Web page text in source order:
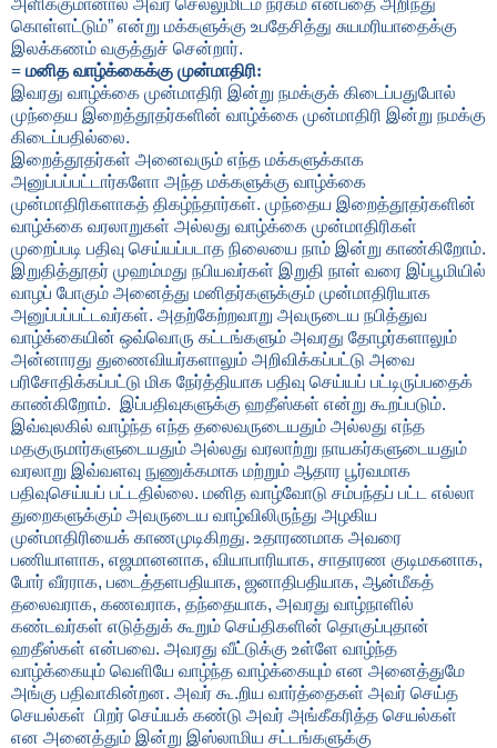
கொள்ளட்டும்” என்று மக்களுக்கு உபதேசித்து சுயமரியாதைக்கு
இலக்கணம் வகுத்துச் சென்றார்.
= மனித வாழ்க்கைக்கு முன்மாதிரி:
இவரது வாழ்க்கை முன்மாதிரி இன்று நமக்குக் கிடைப்பதுபோல்
முந்தைய இறைத்தூதர்களின் வாழ்க்கை முன்மாதிரி இன்று நமக்கு
கிடைப்பதில்லை.
இறைத்தூதர்கள் அனைவரும் எந்த மக்களுக்காக
அனுப்பப்பட்டார்களோ அந்த மக்களுக்கு வாழ்க்கை
முன்மாதிரிகளாகத் திகழ்ந்தார்கள். முந்தைய இறைத்தூதர்களின்
வாழ்க்கை வரலாறுகள் அல்லது வாழ்க்கை முன்மாதிரிகள்
முறைப்படி பதிவு செய்யப்படாத நிலையை நாம் இன்று காண்கிறோம்.
இறுதித்தூதர் முஹம்மது நபியவர்கள் இறுதி நாள் வரை இப்பூமியில்
வாழப் போகும் அனைத்து மனிதர்களுக்கும் முன்மாதிரியாக
அனுப்பப்பட்டவர்கள். அதற்கேற்றவாறு அவருடைய நபித்துவ
வாழ்க்கையின் ஒவ்வொரு கட்டங்களும் அவரது தோழர்களாலும்
அன்னாரது துணைவியர்களாலும் அறிவிக்கப்பட்டு அவை
பரிசோதிக்கப்பட்டு மிக நேர்த்தியாக பதிவு செய்யப் பட்டிருப்பதைக்
காண்கிறோம். இப்பதிவுகளுக்கு ஹதீஸ்கள் என்று கூறப்படும்.
இவ்வுலகில் வாழ்ந்த எந்த தலைவருடையதும் அல்லது எந்த
மதகுருமார்களுடையதும் அல்லது வரலாற்று நாயகர்களுடையதும்
வரலாறு இவ்வளவு நுணுக்கமாக மற்றும் ஆதார பூர்வமாக
பதிவுசெய்யப் பட்டதில்லை. மனித வாழ்வோடு சம்பந்தப் பட்ட எல்லா
துறைகளுக்கும் அவருடைய வாழ்விலிருந்து அழகிய
முன்மாதிரியைக் காணமுடிகிறது. உதாரணமாக அவரை
பணியாளாக, எஜமானனாக, வியாபாரியாக, சாதாரண குடிமகனாக,
போர் வீரராக, படைத்தளபதியாக, ஜனாதிபதியாக, ஆன்மீகத்
தலைவராக, கணவராக, தந்தையாக, அவரது வாழ்நாளில்
கண்டவர்கள் எடுத்துக் கூறும் செய்திகளின் தொகுப்புதான்
ஹதீஸ்கள் என்பவை. அவரது வீட்டுக்கு உள்ளே வாழ்ந்த
வாழ்க்கையும் வெளியே வாழ்ந்த வாழ்க்கையும் என அனைத்துமே
அங்கு பதிவாகின்றன. அவர் கூ.றிய வார்த்தைகள் அவர் செய்த
செயல்கள் பிறர் செய்யக் கண்டு அவர் அங்கீகரித்த செயல்கள்
என அனைத்தும் இன்று இஸ்லாமிய சட்டங்களுக்கு